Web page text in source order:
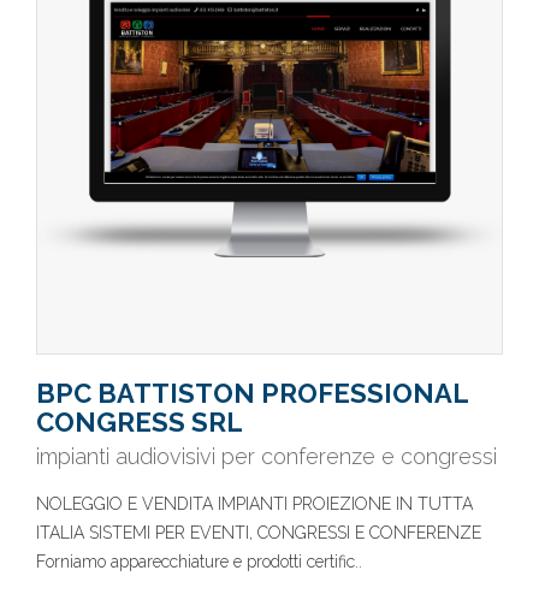
BPC BATTISTON PROFESSIONAL
CONGRESS SRL
impianti audiovisivi per conferenze e congressi
NOLEGGIO E VENDITA IMPIANTI PROIEZIONE IN TUTTA
ITALIA SISTEMI PER EVENTI, CONGRESSI E CONFERENZE
Forniamo apparecchiature e prodotti certific..